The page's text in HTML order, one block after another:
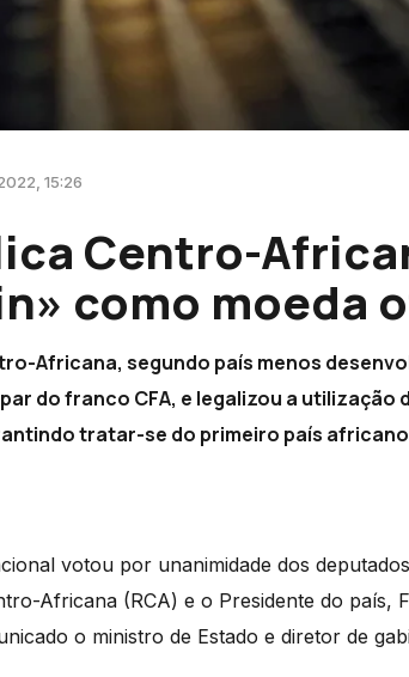
15:26
Centro-
como moeda
Africana, segundo país menos
do franco CFA, e legalizou a
tratar-se do primeiro país
votou por unanimidade dos
Africana (RCA) e o Presidente do país,
o ministro de Estado e diretor de